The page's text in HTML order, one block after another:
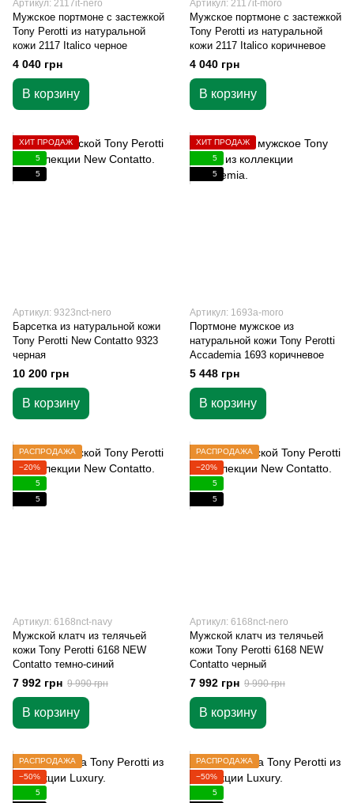
Артикул: 2117it-nero
Мужское портмоне с застежкой
Tony Perotti из натуральной
кожи 2117 Italico черное
4 040 грн
В корзину
Артикул: 2117it-moro
Мужское портмоне с застежкой
Tony Perotti из натуральной
кожи 2117 Italico коричневое
4 040 грн
В корзину
ХИТ ПРОДАЖ
5
5
Артикул: 9323nct-nero
Барсетка из натуральной кожи
Tony Perotti New Contatto 9323
черная
10 200 грн
В корзину
ХИТ ПРОДАЖ
5
5
Артикул: 1693a-moro
Портмоне мужское из
натуральной кожи Tony Perotti
Accademia 1693 коричневое
5 448 грн
В корзину
РАСПРОДАЖА
−20%
5
5
Артикул: 6168nct-navy
Мужской клатч из телячьей
кожи Tony Perotti 6168 NEW
Contatto темно-синий
7 992 грн 9 990 грн
В корзину
РАСПРОДАЖА
−20%
5
5
Артикул: 6168nct-nero
Мужской клатч из телячьей
кожи Tony Perotti 6168 NEW
Contatto черный
7 992 грн 9 990 грн
В корзину
РАСПРОДАЖА
−50%
5
РАСПРОДАЖА
−50%
5